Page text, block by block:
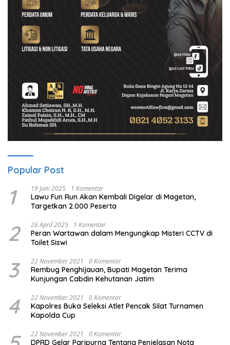
Popular Post
1 19 Juni 2025 1 Komentar
Lawu Fun Run Akan Kembali Digelar di Magetan,
Targetkan 2.000 Peserta
2 26 April 2025 1 Komentar
Peran Wartawan dalam Mengungkap Misteri CCTV di
Toilet Siswi
3 22 November 2021 0 Komentar
Rembug Penghijauan, Bupati Magetan Terima
Kunjungan Cabdin Kehutanan Jatim
4 22 November 2021 0 Komentar
Kapolres Buka Seleksi Atlet Pencak Silat Turnamen
Kapolda Cup
22 November 2021 0 Komentar
DPRD Gelar Paripurna Tentang Penjelasan Nota